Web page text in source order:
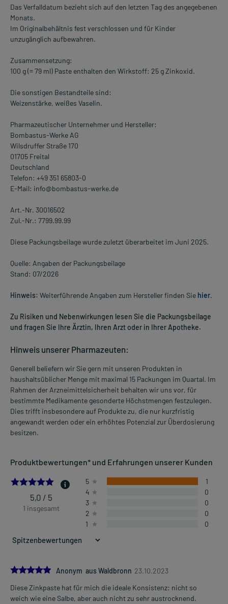
Das Verfalldatum bezieht sich auf den letzten Tag des angegebenen
Monats.
Im Originalbehältnis fest verschlossen und für Kinder
unzugänglich aufbewahren.
Zusammensetzung:
100 g (= 79 ml) Paste enthalten den Wirkstoff: 25 g Zinkoxid.
Die sonstigen Bestandteile sind:
Weizenstärke, weißes Vaselin.
Pharmazeutischer Unternehmer und Hersteller:
Bombastus-Werke AG
Wilsdruffer Straße 170
01705 Freital
Deutschland
Telefon: +49 351 65803-0
E-Mail: info@bombastus-werke.de
Art.-Nr. 30016502
Zul.-Nr.: 7799.99.99
Diese Packungsbeilage wurde zuletzt überarbeitet im Juni 2025.
Quelle: Angaben der Packungsbeilage
Stand: 07/2026
Hinweis: Weiterführende Angaben zum Hersteller finden Sie hier.
Zu Risiken und Nebenwirkungen lesen Sie die Packungsbeilage
und fragen Sie Ihre Ärztin, Ihren Arzt oder in Ihrer Apotheke.
Hinweis unserer Pharmazeuten:
Generell beliefern wir Sie gern mit unseren Produkten in
haushaltsüblicher Menge mit maximal 15 Packungen im Quartal. Im
Rahmen der Arzneimittelsicherheit behalten wir uns vor, für
bestimmte Medikamente gesonderte Höchstmengen festzulegen.
Dies trifft insbesondere auf Produkte zu, die nur kurzfristig
angewandt werden oder ein erhöhtes Potenzial zur Überdosierung
besitzen.
Produktbewertungen* und Erfahrungen unserer Kunden
5.0
5,0 / 5
1 insgesamt
5
1
4
0
3
0
2
0
1
0
5.0Anonym aus Waldbronn 23.10.2023
Diese Zinkpaste hat für mich die ideale Konsistenz: nicht so
weich wie eine Salbe, aber auch nicht zu sehr austrocknend.